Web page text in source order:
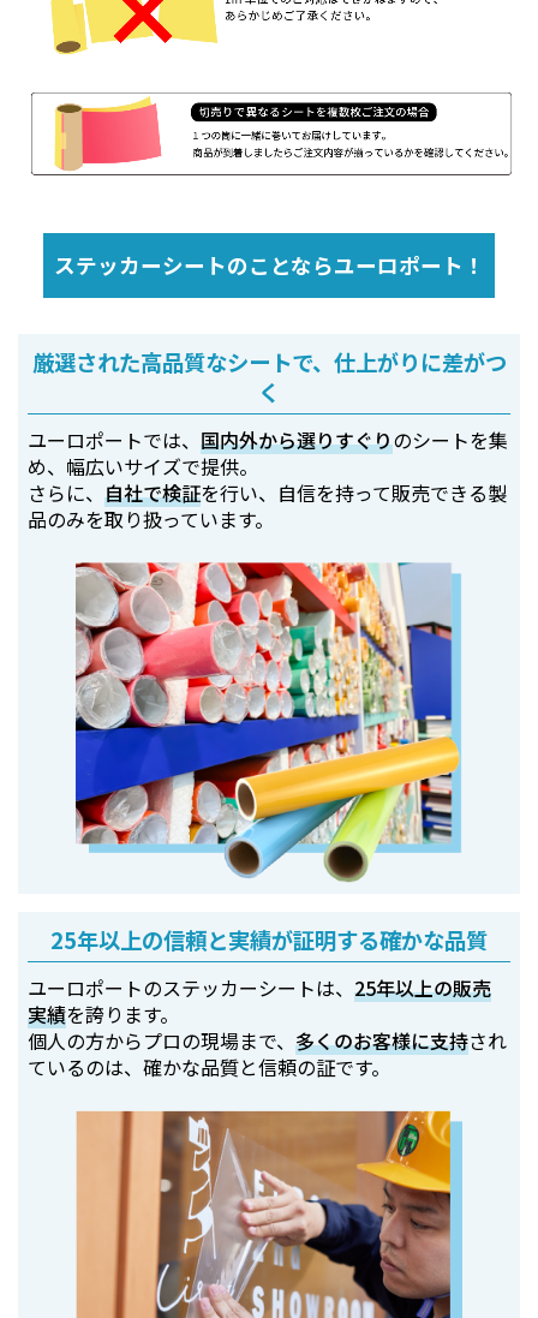
ステッカーシートのことならユーロポート！
厳選された高品質なシートで、仕上がりに差がつ
く
ユーロポートでは、国内外から選りすぐりのシートを集
め、幅広いサイズで提供。
さらに、自社で検証を行い、自信を持って販売できる製
品のみを取り扱っています。
25年以上の信頼と実績が証明する確かな品質
ユーロポートのステッカーシートは、25年以上の販売
実績を誇ります。
個人の方からプロの現場まで、多くのお客様に支持され
ているのは、確かな品質と信頼の証です。